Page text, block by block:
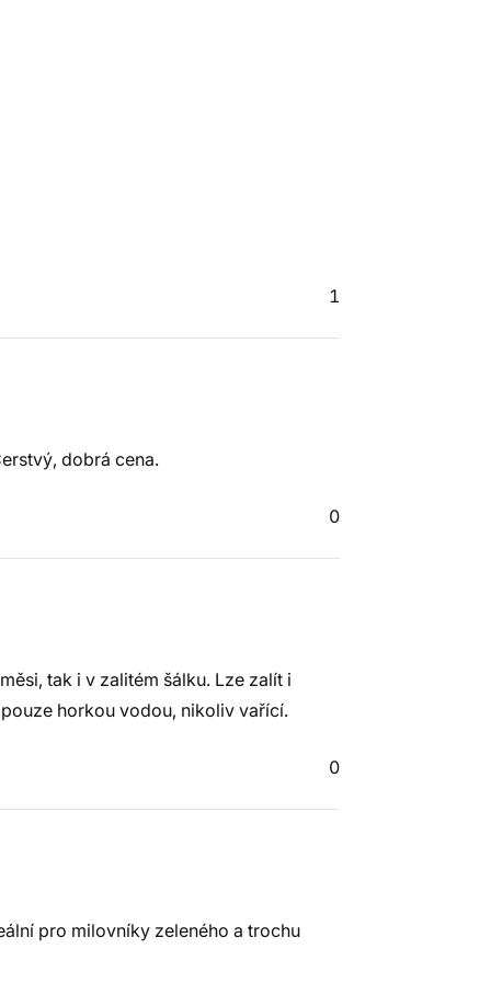
1
dobrá cena.
0
tak i v zalitém šálku. Lze zalít i
horkou vodou, nikoliv vařící.
0
pro milovníky zeleného a trochu